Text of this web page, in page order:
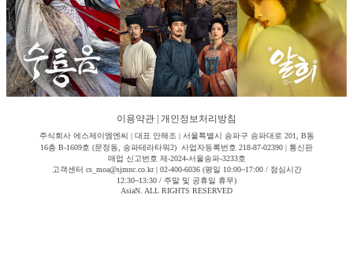
이용약관 개인정보처리방침
주식회사 에스제이엠엔씨 | 대표 안해조 | 서울특별시 송파구 송파대로 201, B동
16층 B-1609호 (문정동, 송파테라타워2) 사업자등록번호 218-87-02390 | 통신판
매업 신고번호 제-2024-서울송파-3233호
고객센터 cs_moa@sjmnc.co.kr | 02-400-6036 (평일 10:00~17:00 / 점심시간
12:30~13:30 / 주말 및 공휴일 휴무)
AsiaN. ALL RIGHTS RESERVED